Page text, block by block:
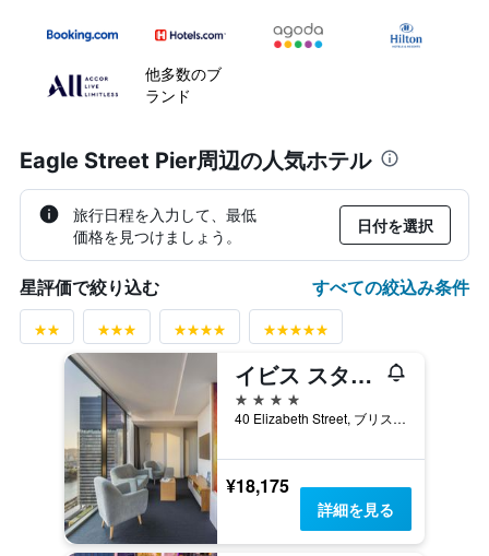
他多数のブ
ランド
Eagle Street Pier周辺の人気ホテル
旅行日程を入力して、最低
価格を見つけましょう。
日付を選択
星評価で絞り込む すべての絞込み条件
イビス スタイルズ ブリスベン エリザベス ストリート
4つ星
40 Elizabeth Street, ブリスベン, QLD, オーストラリア
¥18,175
詳細を見る